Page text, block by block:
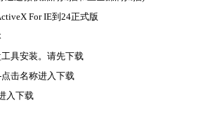
For IE到24正式版
具安装。请先下载
击名称进入下载
入下载